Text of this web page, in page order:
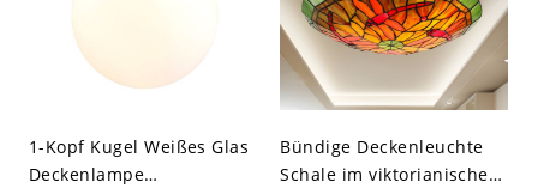
1-Kopf Kugel Weißes Glas
Deckenlampe
Bündige Deckenleuchte
Schale im viktorianischen